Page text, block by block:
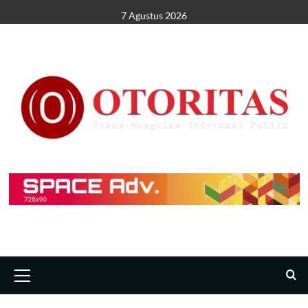
7 Agustus 2026